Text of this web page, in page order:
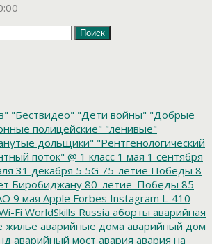
"Бествидео" "Дети войны" "Добрые
полицейские" "ленивые"
дольщики" "Рентгенологический
поток" @ 1 класс 1 мая 1 сентября
31 декабря 5 5G 75-летие Победы 8
Биробиджану 80_летие_Победы 85
9 мая Apple Forbes Instagram L-410
Fi WorldSkills Russia аборты аварийная
жилье аварийные дома аварийный дом
аварийный мост авария авария на